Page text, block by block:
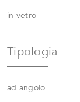
in vetro
Tipologia
ad angolo